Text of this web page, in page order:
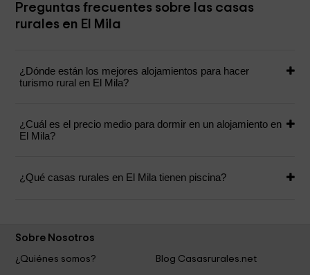
Preguntas frecuentes sobre las casas
rurales en El Mila
¿Dónde están los mejores alojamientos para hacer
turismo rural en El Mila?
¿Cuál es el precio medio para dormir en un alojamiento en
El Mila?
¿Qué casas rurales en El Mila tienen piscina?
Sobre Nosotros
¿Quiénes somos?
Blog Casasrurales.net